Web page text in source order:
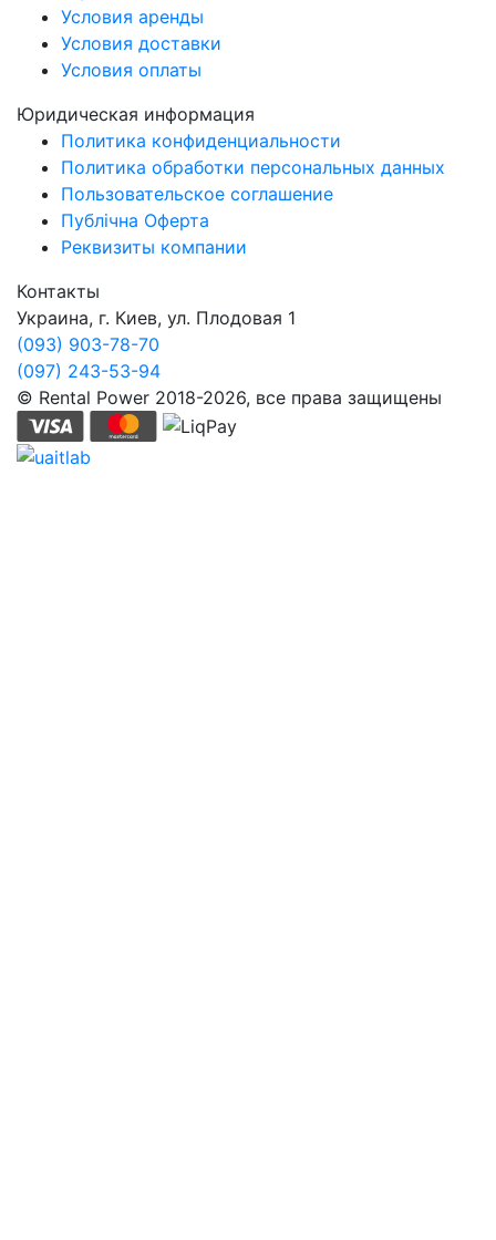
Условия аренды
Условия доставки
Условия оплаты
Юридическая информация
Политика конфиденциальности
Политика обработки персональных данных
Пользовательское соглашение
Публічна Оферта
Реквизиты компании
Контакты
Украина, г. Киев, ул. Плодовая 1
(093) 903-78-70
(097) 243-53-94
© Rental Power 2018-2026, все права защищены